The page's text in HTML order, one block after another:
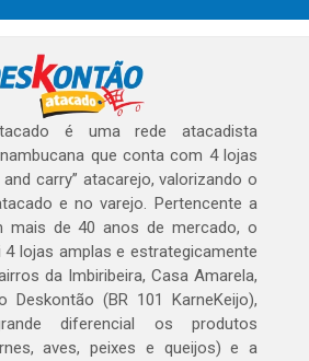
é uma rede atacadista
que conta com 4 lojas
carry” atacarejo, valorizando o
e no varejo. Pertencente a
mais de 40 anos de mercado, o
lojas amplas e estrategicamente
da Imbiribeira, Casa Amarela,
Deskontão (BR 101 KarneKeijo),
diferencial os produtos
aves, peixes e queijos) e a